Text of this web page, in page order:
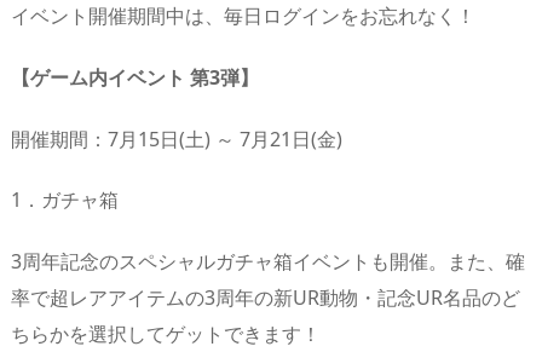
イベント開催期間中は、毎日ログインをお忘れなく！
【ゲーム内イベント 第3弾】
開催期間：7月15日(土) ～ 7月21日(金)
1．ガチャ箱
3周年記念のスペシャルガチャ箱イベントも開催。また、確
率で超レアアイテムの3周年の新UR動物・記念UR名品のど
ちらかを選択してゲットできます！